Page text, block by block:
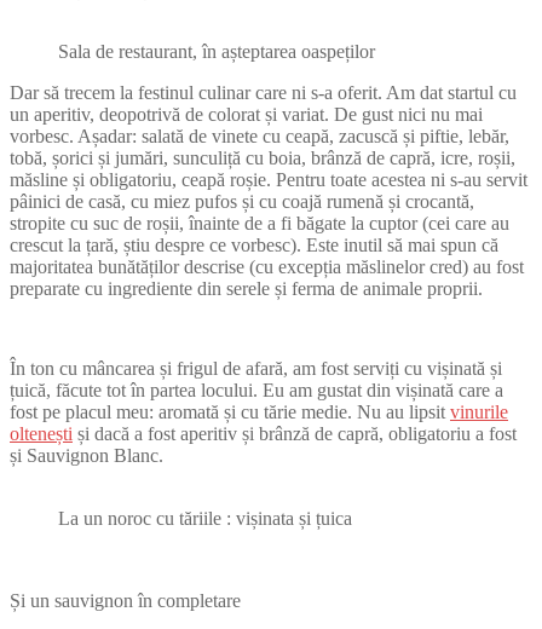
Sala de restaurant, în așteptarea oaspeților
Dar să trecem la festinul culinar care ni s-a oferit. Am dat startul cu
un aperitiv, deopotrivă de colorat și variat. De gust nici nu mai
vorbesc. Așadar: salată de vinete cu ceapă, zacuscă și piftie, lebăr,
tobă, șorici și jumări, sunculiță cu boia, brânză de capră, icre, roșii,
măsline și obligatoriu, ceapă roșie. Pentru toate acestea ni s-au servit
pâinici de casă, cu miez pufos și cu coajă rumenă și crocantă,
stropite cu suc de roșii, înainte de a fi băgate la cuptor (cei care au
crescut la țară, știu despre ce vorbesc). Este inutil să mai spun că
majoritatea bunătăților descrise (cu excepția măslinelor cred) au fost
preparate cu ingrediente din serele și ferma de animale proprii.
În ton cu mâncarea și frigul de afară, am fost serviți cu vișinată și
țuică, făcute tot în partea locului. Eu am gustat din vișinată care a
fost pe placul meu: aromată și cu tărie medie. Nu au lipsit vinurile
oltenești și dacă a fost aperitiv și brânză de capră, obligatoriu a fost
și Sauvignon Blanc.
La un noroc cu tăriile : vișinata și țuica
Și un sauvignon în completare